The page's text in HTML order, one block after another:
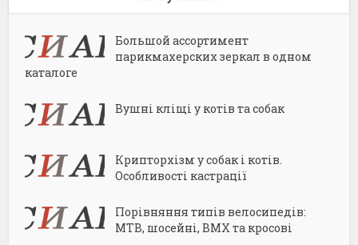
Большой ассортимент
парикмахерских зеркал в одном
каталоге
Вушні кліщі у котів та собак
Крипторхізм у собак і котів.
Особливості кастрації
Порівняння типів велосипедів:
MTB, шосейні, BMX та кросові